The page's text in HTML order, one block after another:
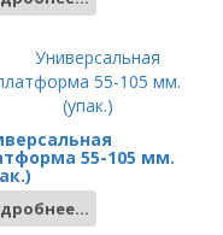
55-105 мм.